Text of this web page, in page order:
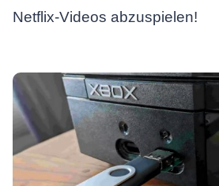
Netflix-Videos abzuspielen!